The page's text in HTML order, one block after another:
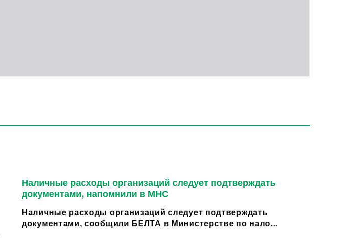
Наличные расходы организаций следует подтверждать
документами, напомнили в МНС
Наличные расходы организаций следует подтверждать
документами, сообщили БЕЛТА в Министерстве по нало...